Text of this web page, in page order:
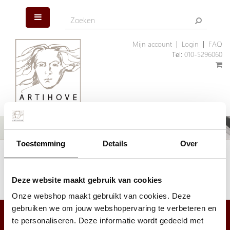
Toestemming Details Over
Deze website maakt gebruik van cookies
Onze webshop maakt gebruikt van cookies. Deze
gebruiken we om jouw webshopervaring te verbeteren en
te personaliseren. Deze informatie wordt gedeeld met
Mijn account| Login
FAQ
Tel: 010-5296060
Het artikel dat u zoekt is helaas niet meer aanwezig. Wellicht kunnen
Klik hier om ons assortiment geschenken te bekijken.